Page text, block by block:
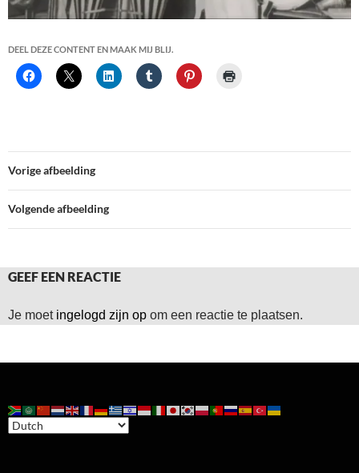
DEEL DEZE CONTENT EN MAAK MIJ BLIJ.
Vorige afbeelding
Volgende afbeelding
GEEF EEN REACTIE
Je moet ingelogd zijn op om een reactie te plaatsen.